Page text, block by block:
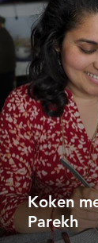
Koken
Parekh